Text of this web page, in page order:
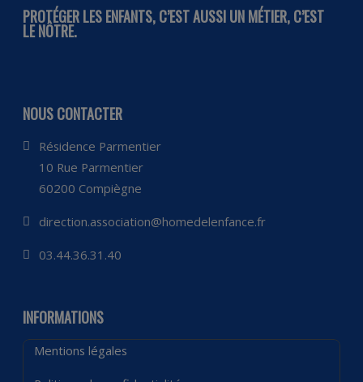
PROTÉGER LES ENFANTS, C’EST AUSSI UN MÉTIER, C’EST
LE NÔTRE.
NOUS CONTACTER
Résidence Parmentier
10 Rue Parmentier
60200 Compiègne
direction.association@homedelenfance.fr
03.44.36.31.40
INFORMATIONS
Mentions légales